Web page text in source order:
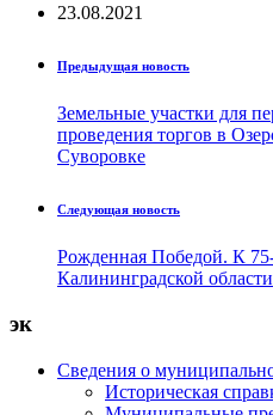
23.08.2021
Предыдущая новость
Земельные участки для
проведения торгов в
Суворовке
Следующая новость
Рожденная Победой. К
Калининградской области
эк
Сведения о
Историческая